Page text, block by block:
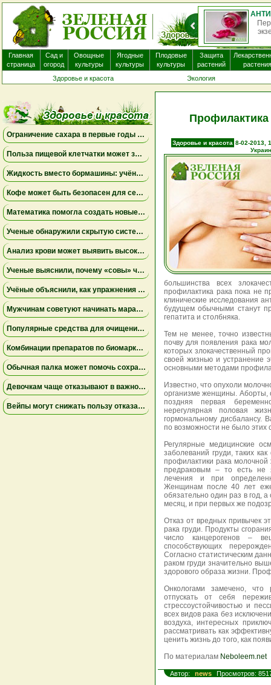
Главная
страница
Сад и
огород
Овощные
культуры
Ягодные
культуры
Плодовые
культуры
Защита
растений
растения
Здоровье и красота
Экология
Ограничение сахара в первые годы жизни может снизить риск болезни Альцгеймера
Польза пищевой клетчатки может зависеть от конкретных бактерий в кишечнике
Жидкость вместо бормашины: учёные подтвердили эффективность нового метода лечения детского кариеса
Кофе может быть безопасен для сердца, а энергетики — повышать риск аритмии
Математика помогла создать новые биомаркеры для прогнозирования рака молочной железы
Ученые обнаружили скрытую систему очистки в задней части глаза
Анализ крови может выявить высокий риск болезни Альцгеймера за десять лет до появления симптомов
Ученые выяснили, почему «совы» чаще набирают жир в области живота
Учёные объяснили, как упражнения замедляют старение мышц
Мужчинам советуют начинать марафон медленнее
Популярные средства для очищения слизи не помогли пациентам на ИВЛ и могут повышать риск осложнений
Комбинации препаратов по биомаркерам помогли уменьшить устойчивую к лечению меланому
Обычная палка может помочь сохранить равновесие
Девочкам чаще отказывают в важной защите после рождения
Вейпы могут снижать пользу отказа от сигарет
Профилактика
Здоровье и красота 8-02-2013,
большинства всех
профилактика рака пока не
клинические исследования
будущем обычными станут
гепатита и столбняка.
Тем не менее, точно
почву для появления рака
которых злокачественный
своей жизнью и устранение
основными методами
Известно, что опухоли
организме женщины. Аборты,
поздняя первая
нерегулярная половая
гормональному дисбалансу.
по возможности не было этих
Регулярные медицинские
заболеваний груди, таких
профилактики рака молочной
предраковым – то есть не
лечения и при
Женщинам после 40 лет
обязательно один раз в год,
месяц, и при первых же
Отказ от вредных привычек
рака груди. Продукты
число канцерогенов –
способствующих
Согласно статистическим
раком груди значительно
здорового образа жизни.
Онкологами замечено,
отпускать от себя
стрессоустойчивостью и
всех видов рака без
воздуха, интересных
рассматривать как
ценить жизнь до того, как
По материалам Neboleem.net
Автор: news Просмотров: